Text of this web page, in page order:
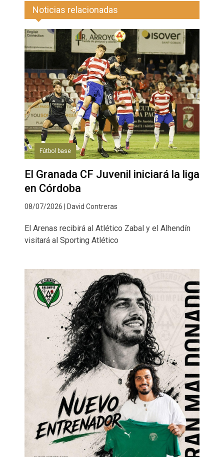
Noticias relacionadas
Fútbol base
El Granada CF Juvenil iniciará la liga
en Córdoba
08/07/2026 | David Contreras
El Arenas recibirá al Atlético Zabal y el Alhendín
visitará al Sporting Atlético